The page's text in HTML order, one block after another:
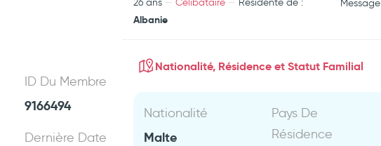
26 ans Célibataire Résidente de :
Albanie
Message
ID Du Membre
9166494
Dernière Date
Nationalité, Résidence et Statut Familial
Nationalité
Malte
Pays De
Résidence